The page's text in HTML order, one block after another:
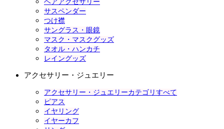
ヘアアクセサリー
サスペンダー
つけ襟
サングラス・眼鏡
マスク・マスクグッズ
タオル・ハンカチ
レイングッズ
アクセサリー・ジュエリー
アクセサリー・ジュエリーカテゴリすべて
ピアス
イヤリング
イヤーカフ